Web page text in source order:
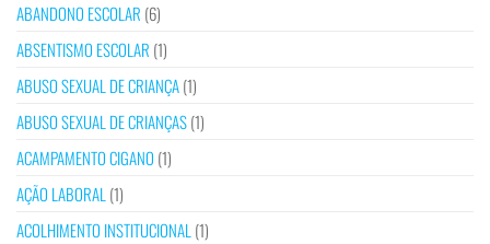
ABANDONO ESCOLAR (6)
ABSENTISMO ESCOLAR (1)
ABUSO SEXUAL DE CRIANÇA(1)
ABUSO SEXUAL DE CRIANÇAS(1)
ACAMPAMENTO CIGANO (1)
AÇÃO LABORAL (1)
ACOLHIMENTO INSTITUCIONAL (1)